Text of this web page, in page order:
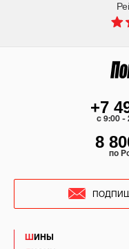
ШИНЫ
+7
c 9:00 -
8
по